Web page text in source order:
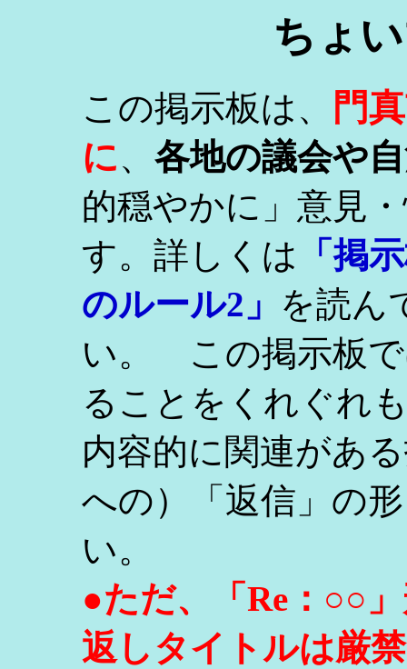
ちょ
この掲示板は、
門
に、 各地の議会や
的穏やかに」意見
す。詳しくは
「掲
のルール2」 を読ん
い。 この掲示板で
ることをくれぐれ
内容的に関連があ
への）「返信」の
い。
●ただ、「Re：○○
返しタイトルは厳